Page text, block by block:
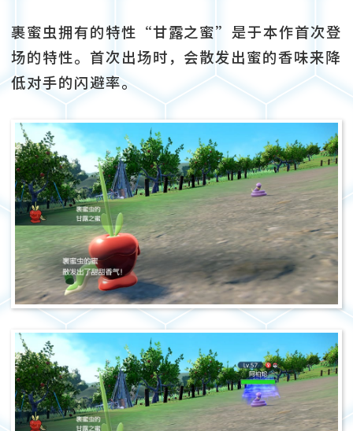
裹蜜虫拥有的特性“甘露之蜜”是于本作首次登
场的特性。首次出场时，会散发出蜜的香味来降
低对手的闪避率。